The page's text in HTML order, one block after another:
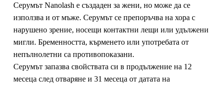
Серумът Nanolash е създаден за жени, но може да се
използва и от мъже. Серумът се препоръчва на хора с
нарушено зрение, носещи контактни лещи или удължени
мигли. Бременността, кърменето или употребата от
непълнолетни са противопоказани.
Серумът запазва свойствата си в продължение на 12
месеца след отваряне и 31 месеца от датата на